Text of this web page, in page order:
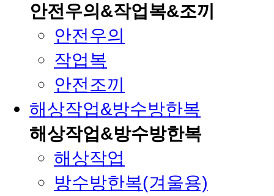
안전우의&작업복&조끼
안전우의
작업복
안전조끼
해상작업&방수방한복
해상작업&방수방한복
해상작업
방수방한복(겨울용)